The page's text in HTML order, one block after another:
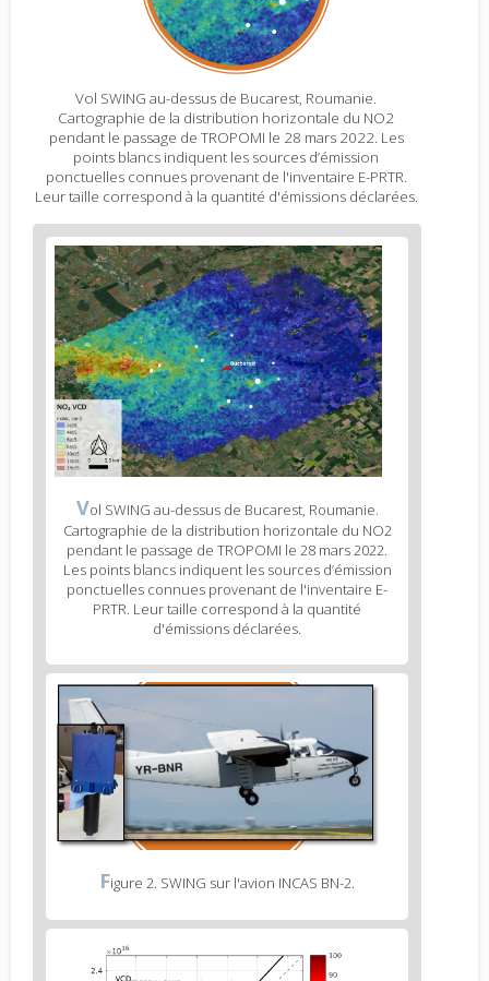
Vol SWING au-dessus de Bucarest, Roumanie.
Cartographie de la distribution horizontale du NO2
pendant le passage de TROPOMI le 28 mars 2022. Les
points blancs indiquent les sources d’émission
ponctuelles connues provenant de l'inventaire E-PRTR.
Leur taille correspond à la quantité d'émissions déclarées.
Figure
2
body
text
Figure
caption
(legend)
Vol SWING au-dessus de Bucarest, Roumanie.
Cartographie de la distribution horizontale du NO2
pendant le passage de TROPOMI le 28 mars 2022.
Les points blancs indiquent les sources d’émission
ponctuelles connues provenant de l'inventaire E-
PRTR. Leur taille correspond à la quantité
d'émissions déclarées.
Figure
3
body
text
Figure
caption
(legend)
Figure 2. SWING sur l'avion INCAS BN-2.
Figure